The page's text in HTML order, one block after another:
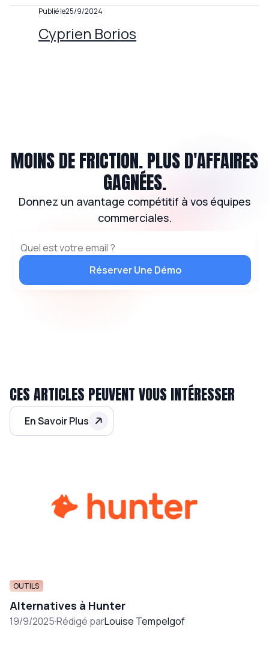
Publié le25/9/2024
Cyprien Borios
MOINS DE FRICTION. PLUS D'AFFAIRES
GAGNÉES.
Donnez un avantage compétitif à vos équipes
commerciales.
Réserver Une Démo
CES ARTICLES PEUVENT VOUS INTÉRESSER
En Savoir Plus
OUTILS
Alternatives à Hunter
19/9/2025·Rédigé parLouise Tempelgof